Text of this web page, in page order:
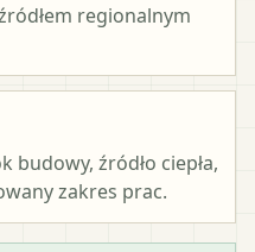
regionalnym
źródło ciepła,
zakres prac.